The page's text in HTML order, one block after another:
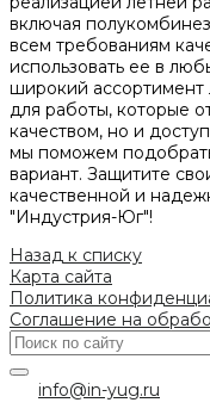
включая
всем требованиям
использовать ее в
широкий ассортимент
для работы, которые
качеством, но и
мы поможем
вариант. Защитите
качественной и
"Индустрия-Юг"!
Назад к списку
Карта сайта
Политика
Соглашение на
info@in-yug.ru